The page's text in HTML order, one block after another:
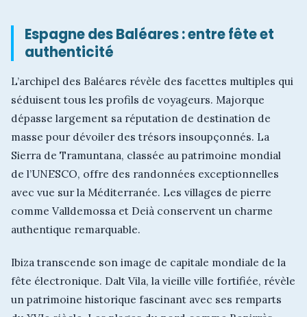
Espagne des Baléares : entre fête et
authenticité
L’archipel des Baléares révèle des facettes multiples qui
séduisent tous les profils de voyageurs. Majorque
dépasse largement sa réputation de destination de
masse pour dévoiler des trésors insoupçonnés. La
Sierra de Tramuntana, classée au patrimoine mondial
de l’UNESCO, offre des randonnées exceptionnelles
avec vue sur la Méditerranée. Les villages de pierre
comme Valldemossa et Deià conservent un charme
authentique remarquable.
Ibiza transcende son image de capitale mondiale de la
fête électronique. Dalt Vila, la vieille ville fortifiée, révèle
un patrimoine historique fascinant avec ses remparts